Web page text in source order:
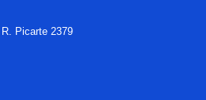
R. Picarte 2379